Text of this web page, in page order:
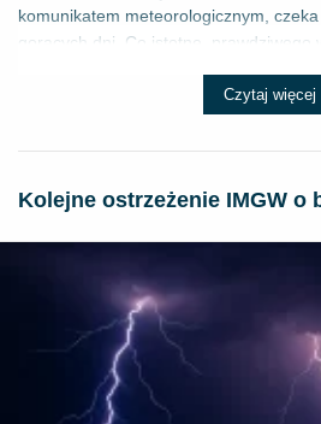
komunikatem meteorologicznym,
gorących dni. Co istotne, prawdziwego
Czytaj więcej
Kolejne ostrzeżenie IMGW o